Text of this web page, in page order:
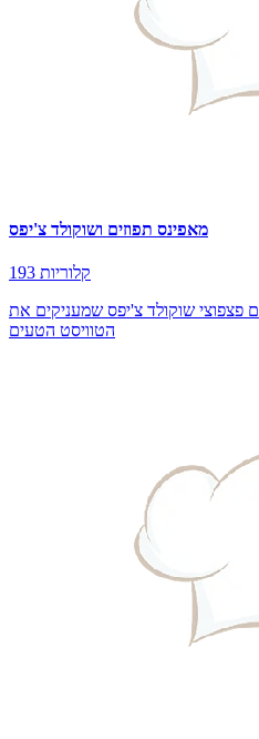
מאפינס תפוזים ושוקולד צ'יפס
193 קלוריות
פצפוצי שוקולד צ'יפס שמעניקים את
הטוויסט הטעים